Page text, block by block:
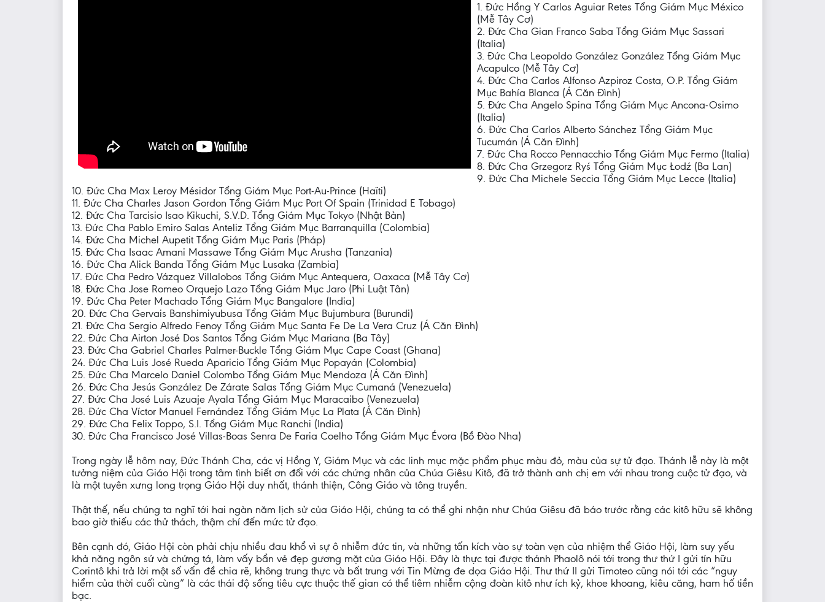
1. Đức Hồng Y Carlos Aguiar Retes Tổng Giám Mục México
(Mễ Tây Cơ)
2. Đức Cha Gian Franco Saba Tổng Giám Mục Sassari
(Italia)
3. Đức Cha Leopoldo González González Tổng Giám Mục
Acapulco (Mễ Tây Cơ)
4. Đức Cha Carlos Alfonso Azpiroz Costa, O.P. Tổng Giám
Mục Bahía Blanca (Á Căn Đình)
5. Đức Cha Angelo Spina Tổng Giám Mục Ancona-Osimo
(Italia)
6. Đức Cha Carlos Alberto Sánchez Tổng Giám Mục
Tucumán (Á Căn Đình)
7. Đức Cha Rocco Pennacchio Tổng Giám Mục Fermo (Italia)
8. Đức Cha Grzegorz Ryś Tổng Giám Mục Łodź (Ba Lan)
9. Đức Cha Michele Seccia Tổng Giám Mục Lecce (Italia)
10. Đức Cha Max Leroy Mésidor Tổng Giám Mục Port-Au-Prince (Haïti)
11. Đức Cha Charles Jason Gordon Tổng Giám Mục Port Of Spain (Trinidad E Tobago)
12. Đức Cha Tarcisio Isao Kikuchi, S.V.D. Tổng Giám Mục Tokyo (Nhật Bản)
13. Đức Cha Pablo Emiro Salas Anteliz Tổng Giám Mục Barranquilla (Colombia)
14. Đức Cha Michel Aupetit Tổng Giám Mục Paris (Pháp)
15. Đức Cha Isaac Amani Massawe Tổng Giám Mục Arusha (Tanzania)
16. Đức Cha Alick Banda Tổng Giám Mục Lusaka (Zambia)
17. Đức Cha Pedro Vázquez Villalobos Tổng Giám Mục Antequera, Oaxaca (Mễ Tây Cơ)
18. Đức Cha Jose Romeo Orquejo Lazo Tổng Giám Mục Jaro (Phi Luật Tân)
19. Đức Cha Peter Machado Tổng Giám Mục Bangalore (India)
20. Đức Cha Gervais Banshimiyubusa Tổng Giám Mục Bujumbura (Burundi)
21. Đức Cha Sergio Alfredo Fenoy Tổng Giám Mục Santa Fe De La Vera Cruz (Á Căn Đình)
22. Đức Cha Airton José Dos Santos Tổng Giám Mục Mariana (Ba Tây)
23. Đức Cha Gabriel Charles Palmer-Buckle Tổng Giám Mục Cape Coast (Ghana)
24. Đức Cha Luis José Rueda Aparicio Tổng Giám Mục Popayán (Colombia)
25. Đức Cha Marcelo Daniel Colombo Tổng Giám Mục Mendoza (Á Căn Đình)
26. Đức Cha Jesús González De Zárate Salas Tổng Giám Mục Cumaná (Venezuela)
27. Đức Cha José Luis Azuaje Ayala Tổng Giám Mục Maracaibo (Venezuela)
28. Đức Cha Víctor Manuel Fernández Tổng Giám Mục La Plata (Á Căn Đình)
29. Đức Cha Felix Toppo, S.I. Tổng Giám Mục Ranchi (India)
30. Đức Cha Francisco José Villas-Boas Senra De Faria Coelho Tổng Giám Mục Évora (Bồ Đào Nha)
Trong ngày lễ hôm nay, Đức Thánh Cha, các vị Hồng Y, Giám Mục và các linh mục mặc phẩm phục màu đỏ, màu của sự tử đạo. Thánh lễ này là một
tưởng niệm của Giáo Hội trong tâm tình biết ơn đối với các chứng nhân của Chúa Giêsu Kitô, đã trở thành anh chị em với nhau trong cuộc tử đạo, và
là một tuyên xưng long trọng Giáo Hội duy nhất, thánh thiện, Công Giáo và tông truyền.
Thật thế, nếu chúng ta nghĩ tới hai ngàn năm lịch sử của Giáo Hội, chúng ta có thể ghi nhận như Chúa Giêsu đã báo trước rằng các kitô hữu sẽ không
bao giờ thiếu các thử thách, thậm chí đến mức tử đạo.
Bên cạnh đó, Giáo Hội còn phải chịu nhiều đau khổ vì sự ô nhiễm đức tin, và những tấn kích vào sự toàn vẹn của nhiệm thể Giáo Hội, làm suy yếu
khả năng ngôn sứ và chứng tá, làm vấy bẩn vẻ đẹp gương mặt của Giáo Hội. Đây là thực tại được thánh Phaolô nói tới trong thư thứ I gửi tín hữu
Corintô khi trả lời một số vấn đề chia rẽ, không trung thực và bất trung với Tin Mừng đe dọa Giáo Hội. Thư thứ II gửi Timoteo cũng nói tới các “nguy
hiểm của thời cuối cùng” là các thái độ sống tiêu cực thuộc thế gian có thể tiêm nhiễm cộng đoàn kitô như ích kỷ, khoe khoang, kiêu căng, ham hố tiền
bạc.